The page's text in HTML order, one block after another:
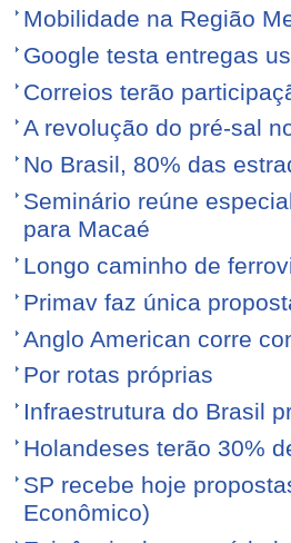
Mobilidade na Região
Google testa entregas
Correios terão
A revolução do pré-sal
No Brasil, 80% das
Seminário reúne
para Macaé
Longo caminho de
Primav faz única
Anglo American corre
Por rotas próprias
Infraestrutura do Brasil
Holandeses terão 30%
SP recebe hoje
Econômico)